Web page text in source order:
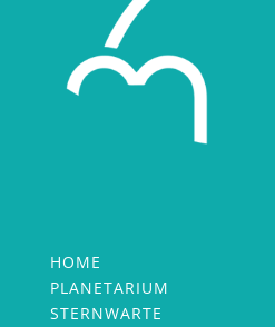
HOME
PLANETARIUM
STERNWARTE